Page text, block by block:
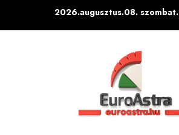
2026.augusztus.08. szombat.